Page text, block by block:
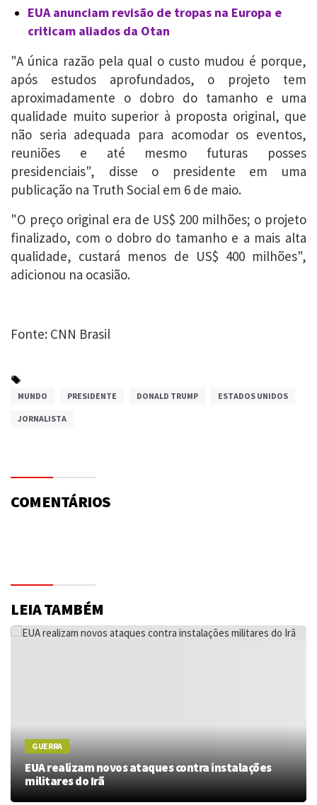
EUA anunciam revisão de tropas na Europa e
criticam aliados da Otan
"A única razão pela qual o custo mudou é porque,
após estudos aprofundados, o projeto tem
aproximadamente o dobro do tamanho e uma
qualidade muito superior à proposta original, que
não seria adequada para acomodar os eventos,
reuniões e até mesmo futuras posses
presidenciais", disse o presidente em uma
publicação na Truth Social em 6 de maio.
"O preço original era de US$ 200 milhões; o projeto
finalizado, com o dobro do tamanho e a mais alta
qualidade, custará menos de US$ 400 milhões",
adicionou na ocasião.
Fonte: CNN Brasil
MUNDO PRESIDENTE DONALD TRUMP ESTADOS UNIDOS
JORNALISTA
COMENTÁRIOS
LEIA TAMBÉM
GUERRA
EUA realizam novos ataques contra instalações
militares do Irã